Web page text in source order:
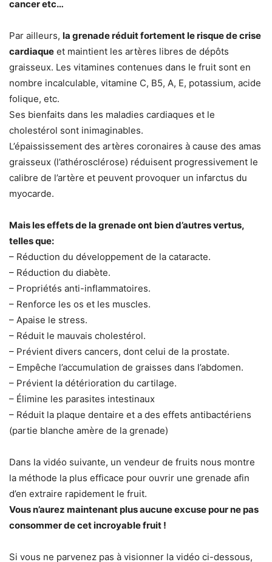
cancer etc…
Par ailleurs, la grenade réduit fortement le risque de crise
cardiaque et maintient les artères libres de dépôts
graisseux. Les vitamines contenues dans le fruit sont en
nombre incalculable, vitamine C, B5, A, E, potassium, acide
folique, etc.
Ses bienfaits dans les maladies cardiaques et le
cholestérol sont inimaginables.
L’épaississement des artères coronaires à cause des amas
graisseux (l’athérosclérose) réduisent progressivement le
calibre de l’artère et peuvent provoquer un infarctus du
myocarde.
Mais les effets de la grenade ont bien d’autres vertus,
telles que:
– Réduction du développement de la cataracte.
– Réduction du diabète.
– Propriétés anti-inflammatoires.
– Renforce les os et les muscles.
– Apaise le stress.
– Réduit le mauvais cholestérol.
– Prévient divers cancers, dont celui de la prostate.
– Empêche l’accumulation de graisses dans l’abdomen.
– Prévient la détérioration du cartilage.
– Élimine les parasites intestinaux
– Réduit la plaque dentaire et a des effets antibactériens
(partie blanche amère de la grenade)
Dans la vidéo suivante, un vendeur de fruits nous montre
la méthode la plus efficace pour ouvrir une grenade afin
d’en extraire rapidement le fruit.
Vous n’aurez maintenant plus aucune excuse pour ne pas
consommer de cet incroyable fruit !
Si vous ne parvenez pas à visionner la vidéo ci-dessous,